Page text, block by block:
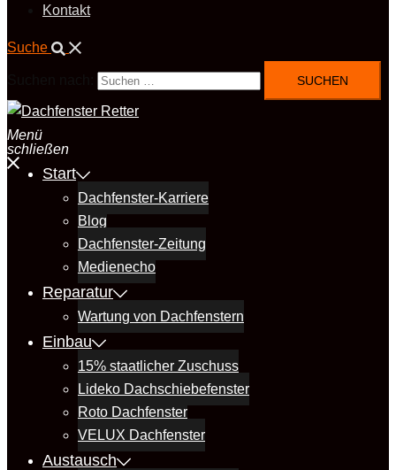
Kontakt
Suche
Menü
schließen
Start
Dachfenster-Karriere
Blog
Dachfenster-Zeitung
Medienecho
Reparatur
Wartung von Dachfenstern
Einbau
15% staatlicher Zuschuss
Lideko Dachschiebefenster
Roto Dachfenster
VELUX Dachfenster
Austausch